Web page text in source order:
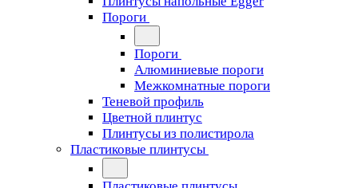
Пороги
Пороги
Алюминиевые пороги
Межкомнатные пороги
Теневой профиль
Цветной плинтус
Плинтусы из полистирола
Пластиковые плинтусы